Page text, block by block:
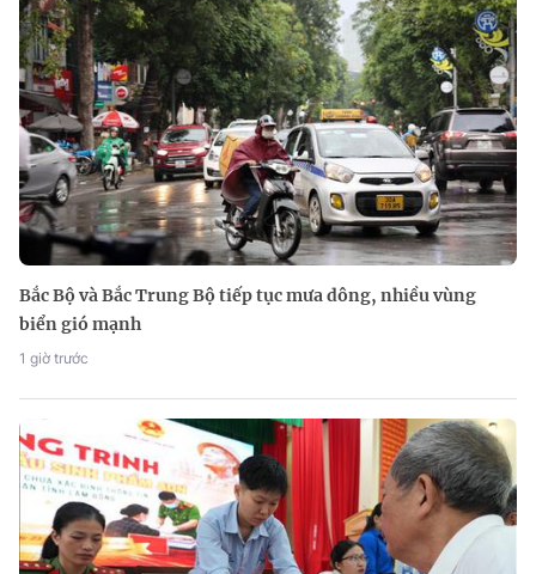
Bắc Bộ và Bắc Trung Bộ tiếp tục mưa dông, nhiều vùng
biển gió mạnh
1 giờ trước